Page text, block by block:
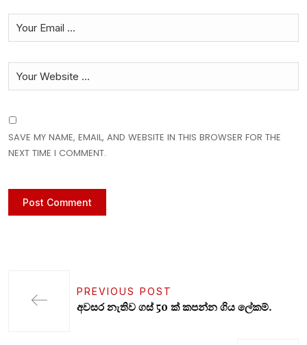
SAVE MY NAME, EMAIL, AND WEBSITE IN THIS BROWSER FOR THE
NEXT TIME I COMMENT.
PREVIOUS POST
අවසර නැතිව ගස් 50 ක් කපන්න ගිය ලේකම්.